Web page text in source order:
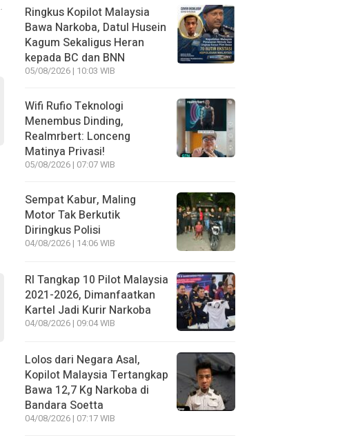
Ringkus Kopilot Malaysia
Bawa Narkoba, Datul Husein
Kagum Sekaligus Heran
kepada BC dan BNN
05/08/2026 | 10:03 WIB
Wifi Rufio Teknologi
Menembus Dinding,
Realmrbert: Lonceng
Matinya Privasi!
05/08/2026 | 07:07 WIB
Sempat Kabur, Maling
Motor Tak Berkutik
Diringkus Polisi
04/08/2026 | 14:06 WIB
RI Tangkap 10 Pilot Malaysia
2021-2026, Dimanfaatkan
Kartel Jadi Kurir Narkoba
04/08/2026 | 09:04 WIB
Lolos dari Negara Asal,
Kopilot Malaysia Tertangkap
Bawa 12,7 Kg Narkoba di
Bandara Soetta
04/08/2026 | 07:17 WIB